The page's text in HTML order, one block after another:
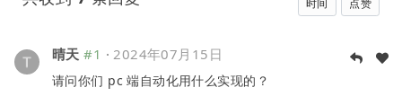
晴天 #1 · 2024年07月15日
请问你们 pc 端自动化用什么实现的？